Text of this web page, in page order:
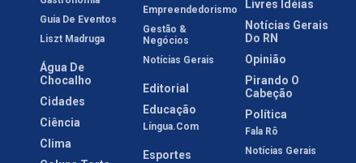
Guia De Eventos
Liszt Madruga
Água De
Chocalho
Cidades
Ciência
Clima
Empreendedorismo
Gestão &
Negócios
Notícias Gerais
Editorial
Educação
Língua.com
Esportes
Livres Idéias
Notícias Gerais
Do RN
Opinião
Pirando O
Cabeção
Política
Fala Rô
Notícias Gerais